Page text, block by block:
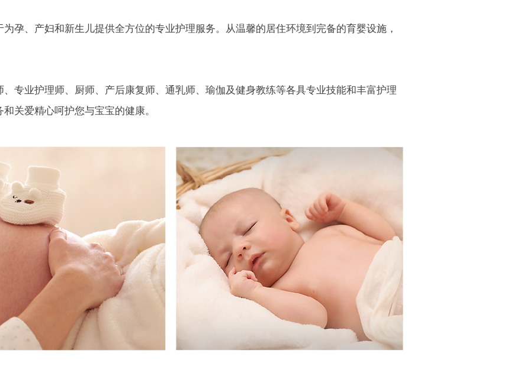
孕、产妇和新生儿提供全方位的专业护理服务。从温馨的居住环境到完备的育婴设施，
专业护理师、厨师、产后康复师、通乳师、瑜伽及健身教练等各具专业技能和丰富护理
关爱精心呵护您与宝宝的健康。